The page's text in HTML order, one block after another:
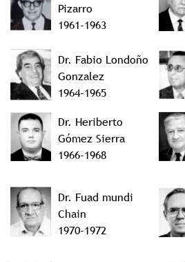
Pizarro
1961-1963
Dr. Fabio Londoño
Gonzalez
1964-1965
Dr. Heriberto
Gómez Sierra
1966-1968
Dr. Fuad mundi
Chain
1970-1972